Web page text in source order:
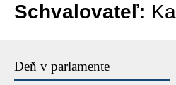
Schvalovateľ:
Deň v parlamente